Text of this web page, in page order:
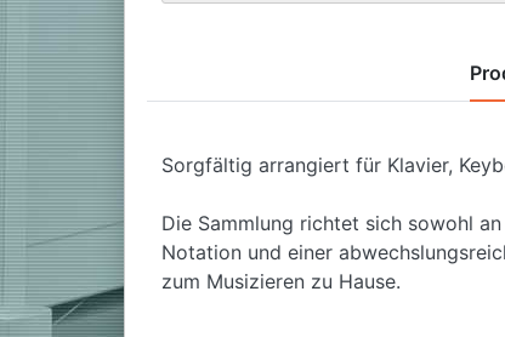
Sorgfältig arrangiert für Klavier,
Die Sammlung richtet sich sowohl
Notation und einer
zum Musizieren zu Hause.